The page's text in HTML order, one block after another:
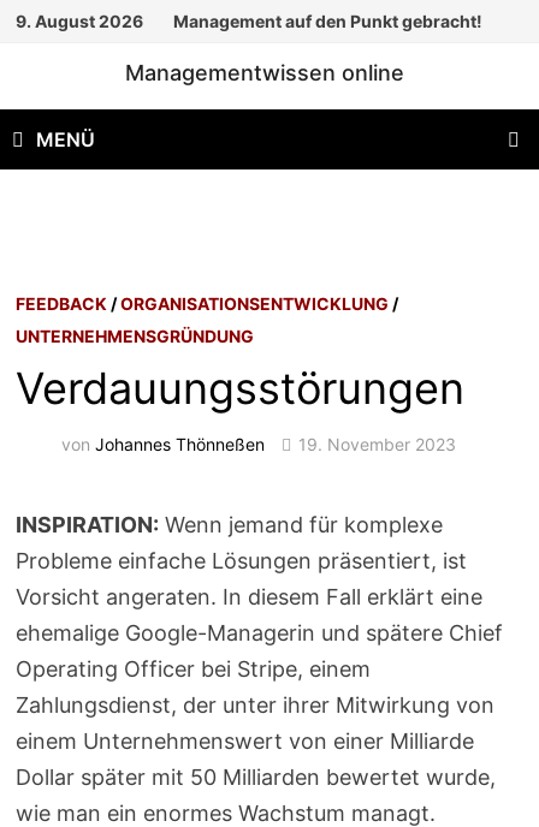
Zum
9. August 2026 Management auf den Punkt gebracht!
Managementwissen online
MENÜ
FEEDBACK /ORGANISATIONSENTWICKLUNG /
UNTERNEHMENSGRÜNDUNG
Verdauungsstörungen
vonJohannes Thönneßen 19. November 2023
INSPIRATION: Wenn jemand für komplexe
Probleme einfache Lösungen präsentiert, ist
Vorsicht angeraten. In diesem Fall erklärt eine
ehemalige Google-Managerin und spätere Chief
Operating Officer bei Stripe, einem
Zahlungsdienst, der unter ihrer Mitwirkung von
einem Unternehmenswert von einer Milliarde
Dollar später mit 50 Milliarden bewertet wurde,
wie man ein enormes Wachstum managt.